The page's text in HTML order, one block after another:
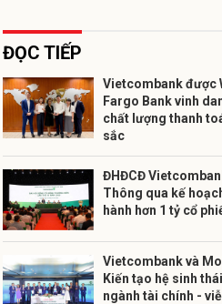
ĐỌC TIẾP
Vietcombank được
Fargo Bank vinh
chất lượng thanh
sắc
ĐHĐCĐ
Thông qua kế
hành hơn 1 tỷ cổ
Vietcombank và
Kiến tạo hệ sinh
ngành tài chính -
Gửi